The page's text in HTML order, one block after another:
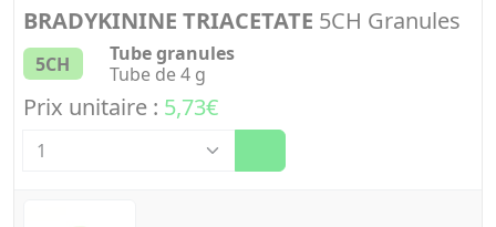
BRADYKININE TRIACETATE 5CH Granules
5CH
Tube granules
Tube de 4 g
Prix unitaire : 5,73€